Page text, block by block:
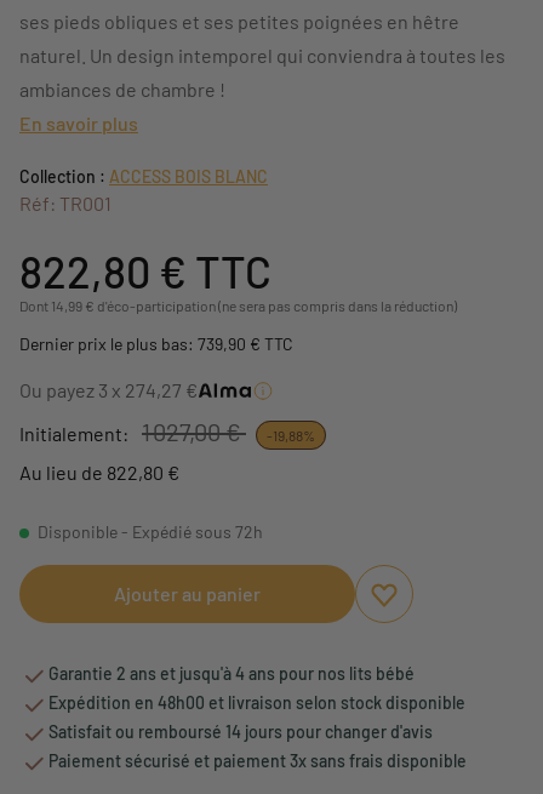
ses pieds obliques et ses petites poignées en hêtre
naturel. Un design intemporel qui conviendra à toutes les
ambiances de chambre !
En savoir plus
Collection : ACCESS BOIS BLANC
Réf: TR001
822,80 € TTC
Dont 14,99 € d'éco-participation (ne sera pas compris dans la réduction)
Dernier prix le plus bas: 739,90 € TTC
Ou payez 3 x 274,27 €
Initialement:
1 027,00 € -19,88%
Au lieu de 822,80 €
Disponible - Expédié sous 72h
Ajouter au panier
Ajouter aux favoris
Supprimer des
Garantie 2 ans et jusqu'à 4 ans pour nos lits bébé
Expédition en 48h00 et livraison selon stock disponible
Satisfait ou remboursé 14 jours pour changer d'avis
Paiement sécurisé et paiement 3x sans frais disponible